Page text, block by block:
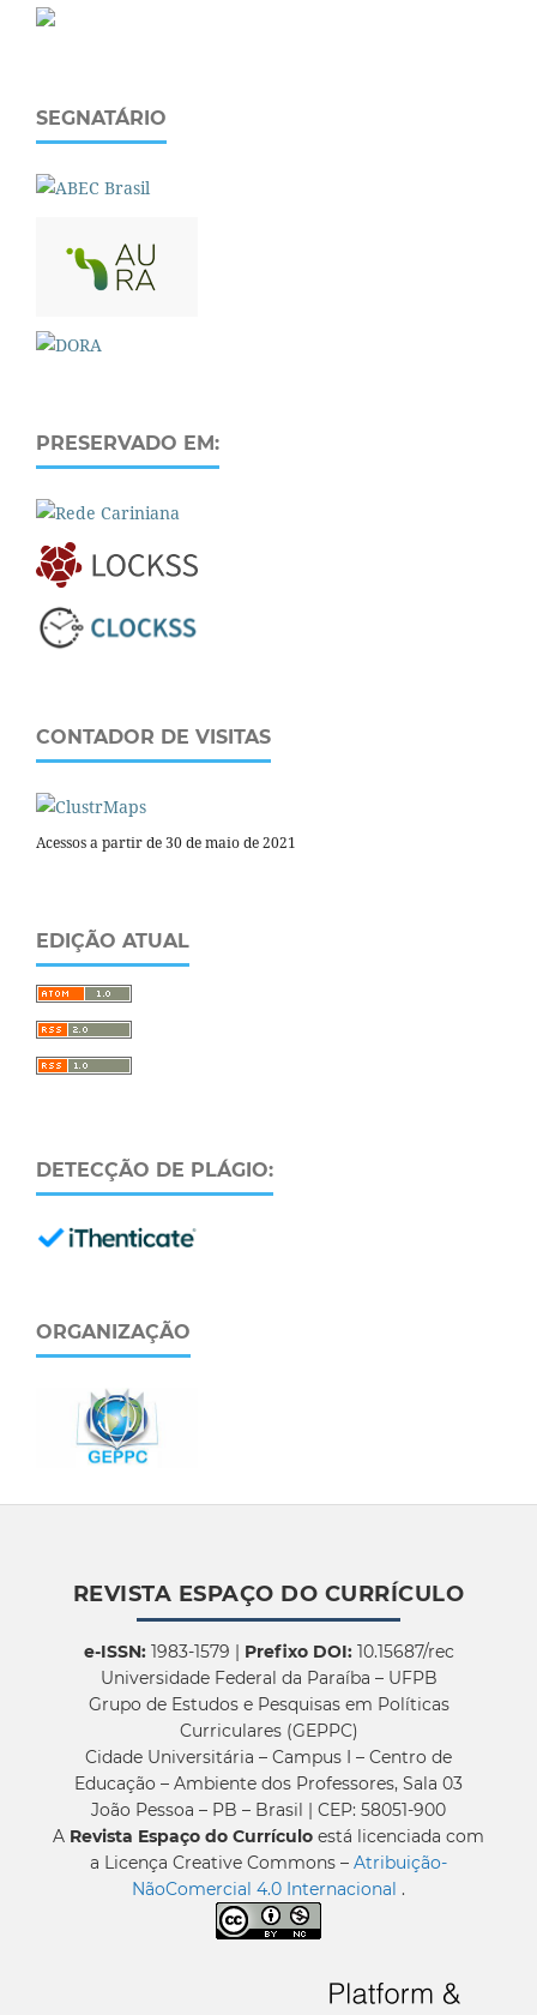
SEGNATÁRIO
PRESERVADO EM:
CONTADOR DE VISITAS
Acessos a partir de 30 de maio de 2021
EDIÇÃO ATUAL
DETECÇÃO DE PLÁGIO:
ORGANIZAÇÃO
REVISTA ESPAÇO DO CURRÍCULO
e-ISSN:1983-1579 | Prefixo DOI:10.15687/rec
Universidade Federal da Paraíba – UFPB
Grupo de Estudos e Pesquisas em Políticas
Curriculares (GEPPC)
Cidade Universitária – Campus I – Centro de
Educação – Ambiente dos Professores, Sala 03
João Pessoa – PB – Brasil | CEP: 58051-900
A Revista Espaço do Currículo está licenciada com
a Licença Creative Commons – Atribuição-
NãoComercial 4.0 Internacional .